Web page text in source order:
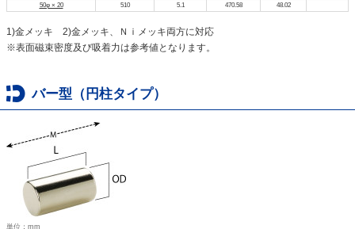
50φ × 20
510 5.1 470.58 48.02
1)金メッキ 2)金メッキ、Ｎｉメッキ両方に対応
※表面磁束密度及び吸着力は参考値となります。
バー型（円柱タイプ）
単位：mm